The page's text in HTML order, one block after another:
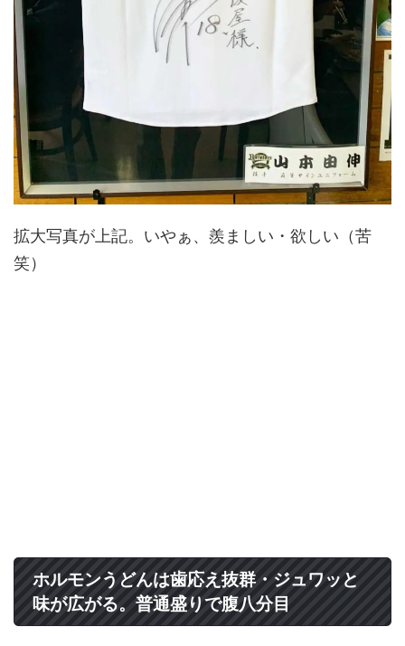
拡大写真が上記。いやぁ、羨ましい・欲しい（苦
笑）
ホルモンうどんは歯応え抜群・ジュワッと
味が広がる。普通盛りで腹八分目